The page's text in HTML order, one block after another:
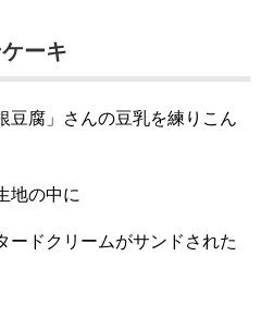
ーキ
豆腐」さんの豆乳を練りこん
地の中に
ードクリームがサンドされた